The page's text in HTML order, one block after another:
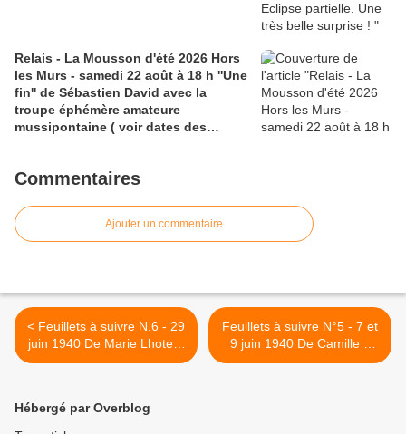
Relais - La Mousson d'été 2026 Hors
les Murs - samedi 22 août à 18 h ''Une
fin'' de Sébastien David avec la
troupe éphémère amateure
mussipontaine ( voir dates des
Saint-Laurent, Pont-à-Mousson 2
lemeac.com
Commentaires
Ajouter un commentaire
< Feuillets à suivre N.6 - 29
juin 1940 De Marie Lhote à
Lucie
Feuillets à suivre N°5 - 7 et
9 juin 1940 De Camille à
Lucie >
Hébergé par Overblog